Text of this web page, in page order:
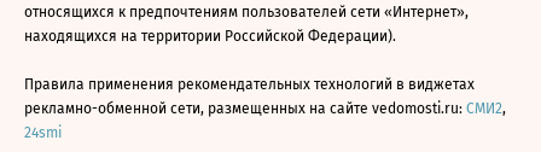
относящихся к предпочтениям пользователей сети «Интернет»,
находящихся на территории Российской Федерации).
Правила применения рекомендательных технологий в виджетах
рекламно-обменной сети, размещенных на сайте vedomosti.ru: СМИ2,
24smi